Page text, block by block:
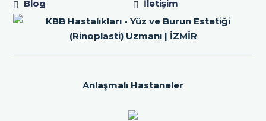
Blog İletişim
Anlaşmalı Hastaneler